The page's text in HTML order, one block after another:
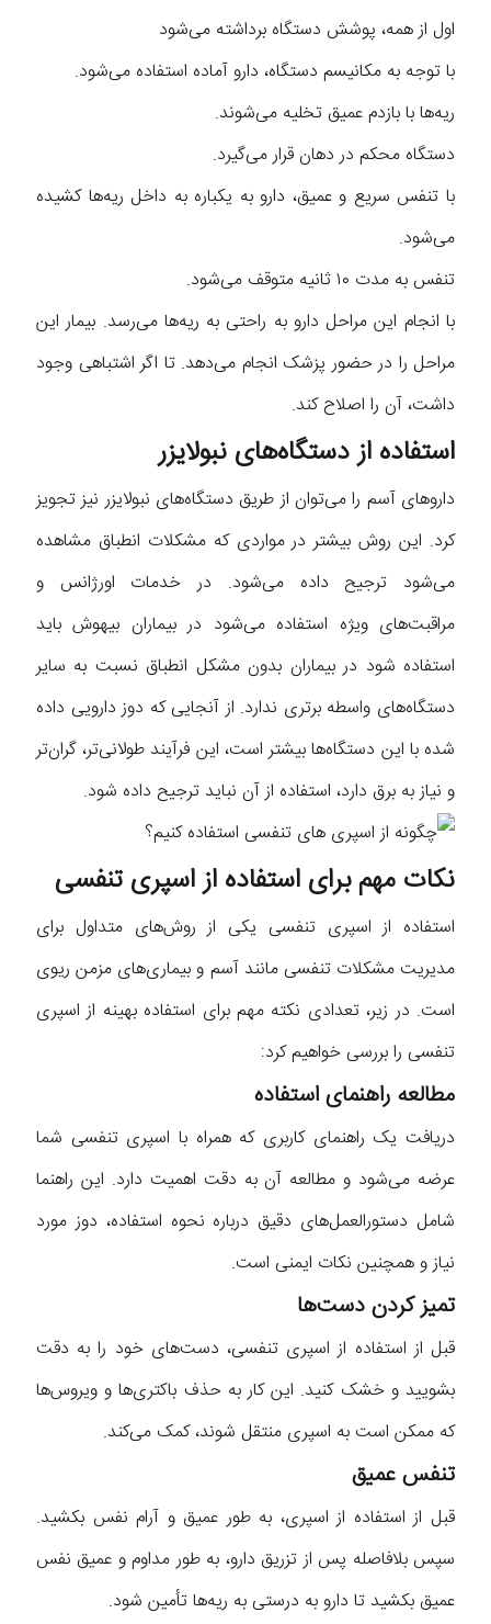
اول از همه، پوشش دستگاه برداشته می‌شود
با توجه به مکانیسم دستگاه، دارو آماده استفاده می‌شود.
ریه‌ها با بازدم عمیق تخلیه می‌شوند.
دستگاه محکم در دهان قرار می‌گیرد.
با تنفس سریع و عمیق، دارو به یکباره به داخل ریه‌ها کشیده
می‌شود.
تنفس به مدت ۱۰ ثانیه متوقف می‌شود.
با انجام این مراحل دارو به راحتی به ریه‌ها می‌رسد. بیمار این
مراحل را در حضور پزشک انجام می‌دهد. تا اگر اشتباهی وجود
داشت، آن را اصلاح کند.
استفاده از دستگاه‌های نبولایزر
داروهای آسم را می‌توان از طریق دستگاه‌های نبولایزر نیز تجویز
کرد. این روش بیشتر در مواردی که مشکلات انطباق مشاهده
می‌شود ترجیح داده می‌شود. در خدمات اورژانس و
مراقبت‌های ویژه استفاده می‌شود در بیماران بیهوش باید
استفاده شود در بیماران بدون مشکل انطباق نسبت به سایر
دستگاه‌های واسطه برتری ندارد. از آنجایی که دوز دارویی داده
شده با این دستگاه‌ها بیشتر است، این فرآیند طولانی‌تر، گران‌تر
و نیاز به برق دارد، استفاده از آن نباید ترجیح داده شود.
نکات مهم برای استفاده از اسپری تنفسی
استفاده از اسپری تنفسی یکی از روش‌های متداول برای
مدیریت مشکلات تنفسی مانند آسم و بیماری‌های مزمن ریوی
است. در زیر، تعدادی نکته مهم برای استفاده بهینه از اسپری
تنفسی را بررسی خواهیم کرد:
مطالعه راهنمای استفاده
دریافت یک راهنمای کاربری که همراه با اسپری تنفسی شما
عرضه می‌شود و مطالعه آن به دقت اهمیت دارد. این راهنما
شامل دستورالعمل‌های دقیق درباره نحوه استفاده، دوز مورد
نیاز و همچنین نکات ایمنی است.
تمیز کردن دست‌ها
قبل از استفاده از اسپری تنفسی، دست‌های خود را به دقت
بشویید و خشک کنید. این کار به حذف باکتری‌ها و ویروس‌ها
که ممکن است به اسپری منتقل شوند، کمک می‌کند.
تنفس عمیق
قبل از استفاده از اسپری، به طور عمیق و آرام نفس بکشید.
سپس بلافاصله پس از تزریق دارو، به طور مداوم و عمیق نفس
عمیق بکشید تا دارو به درستی به ریه‌ها تأمین شود.